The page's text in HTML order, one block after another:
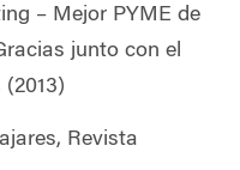
– Mejor PYME de
junto con el
Revista